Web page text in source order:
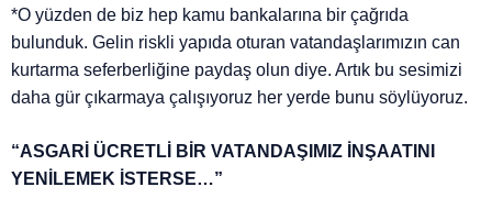
*O yüzden de biz hep kamu bankalarına bir çağrıda
bulunduk. Gelin riskli yapıda oturan vatandaşlarımızın can
kurtarma seferberliğine paydaş olun diye. Artık bu sesimizi
daha gür çıkarmaya çalışıyoruz her yerde bunu söylüyoruz.
“ASGARİ ÜCRETLİ BİR VATANDAŞIMIZ İNŞAATINI
YENİLEMEK İSTERSE…”